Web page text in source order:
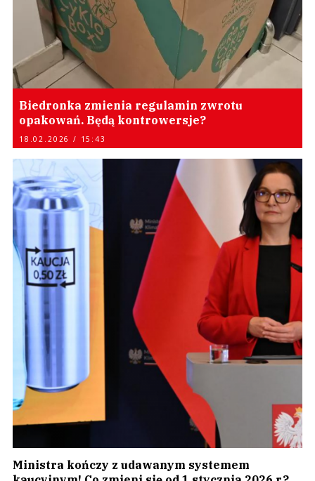
Biedronka zmienia regulamin zwrotu
opakowań. Będą kontrowersje?
18.02.2026 / 15:43
Ministra kończy z udawanym systemem